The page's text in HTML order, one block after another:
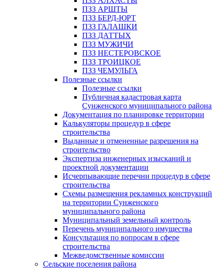
ПЗЗ АРШТЫ
ПЗЗ БЕРД-ЮРТ
ПЗЗ ГАЛАШКИ
ПЗЗ ДАТТЫХ
ПЗЗ МУЖИЧИ
ПЗЗ НЕСТЕРОВСКОЕ
ПЗЗ ТРОИЦКОЕ
ПЗЗ ЧЕМУЛЬГА
Полезные ссылки
Полезные ссылки
Публичная кадастровая карта
Сунженского муниципального района
Документация по планировке территории
Калькуляторы процедур в сфере
строительства
Выданные и отмененные разрешения на
строительство
Экспертиза инженерных изысканий и
проектной документации
Исчерпывающие перечни процедур в сфере
строительства
Схемы размещения рекламных конструкций
на территории Сунженского
муниципального района
Муниципальный земельный контроль
Перечень муниципального имущества
Консультация по вопросам в сфере
строительства
Межведомственные комиссии
Сельские поселения района